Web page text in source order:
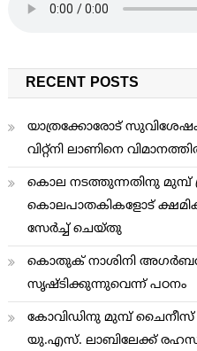
RECENT POSTS
യാത്രക്കോരോട്
വിറ്റ്നി ലാണിനെ
കൊല നടത്തുന്നതിനു മുമ്പ്
കൊലപാതകികളോട്
സേര്‍ച്ച് ചെയ്തു
കൊതുക് നാശിനി
സൃഷ്ടിക്കുന്നുവെന്ന് പഠനം
കോവിഡിനു മുമ്പ്
യു.എസ്. ലാബിലേക്ക്